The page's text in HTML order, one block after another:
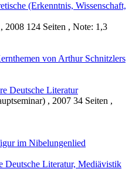
(Erkenntnis, Wissenschaft,
2008 124 Seiten , Note: 1,3
von Arthur Schnitzlers
Deutsche Literatur
, 2007 34 Seiten ,
im Nibelungenlied
Deutsche Literatur, Mediävistik